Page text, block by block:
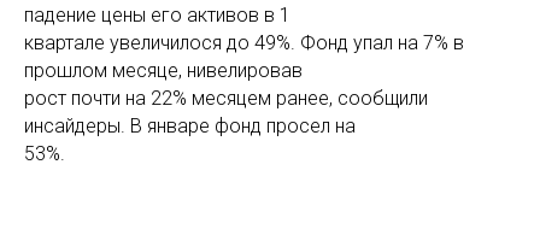
падение цены его активов в 1
квартале увеличилося до 49%. Фонд упал на 7% в
прошлом месяце, нивелировав
рост почти на 22% месяцем ранее, сообщили
инсайдеры. В январе фонд просел на
53%.